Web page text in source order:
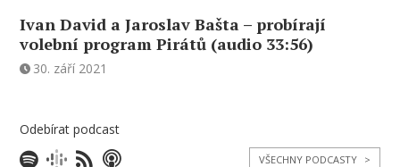
Ivan David a Jaroslav Bašta – probírají
volební program Pirátů (audio 33:56)
30. září 2021
Odebírat podcast
VŠECHNY PODCASTY >